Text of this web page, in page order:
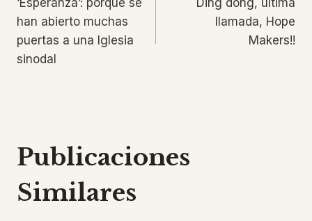
de
entradas
‘Esperanza’: porque se
han abierto muchas
puertas a una Iglesia
sinodal
Ding dong, última
llamada, Hope
Makers!!
Publicaciones
Similares